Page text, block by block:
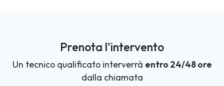
Prenota l'intervento
Un tecnico qualificato interverrà entro 24/48 ore
dalla chiamata